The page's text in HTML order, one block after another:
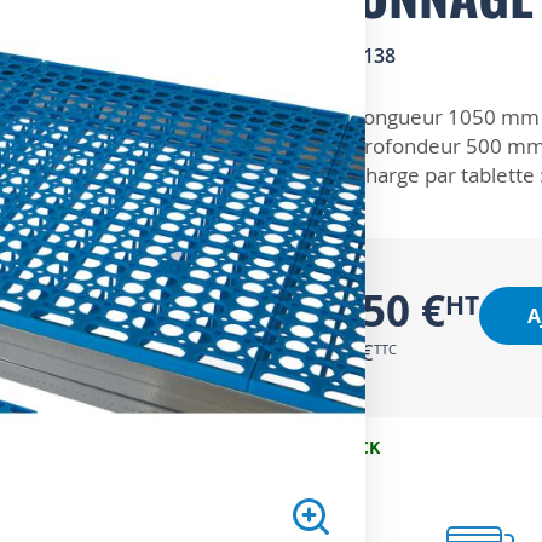
1900138
ZOOM SURLongueur 1050 mm
Profondeur 500
Charge par tablette
26,50 €
31,80 €
EN STOCK